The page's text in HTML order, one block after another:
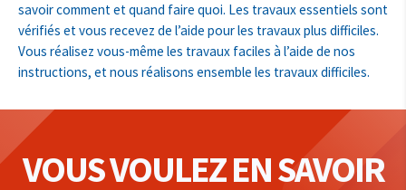
savoir comment et quand faire quoi. Les travaux essentiels sont
vérifiés et vous recevez de l’aide pour les travaux plus difficiles.
Vous réalisez vous-même les travaux faciles à l’aide de nos
instructions, et nous réalisons ensemble les travaux difficiles.
VOUS VOULEZ EN SAVOIR